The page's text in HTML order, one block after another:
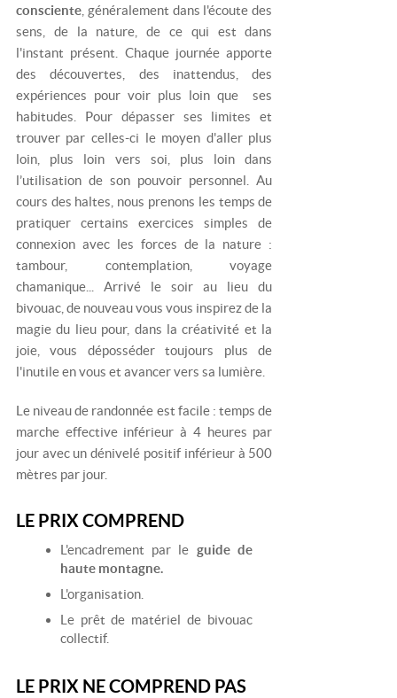
consciente, généralement dans l'écoute des
sens, de la nature, de ce qui est dans
l'instant présent. Chaque journée apporte
des découvertes, des inattendus, des
expériences pour voir plus loin que ses
habitudes. Pour dépasser ses limites et
trouver par celles-ci le moyen d'aller plus
loin, plus loin vers soi, plus loin dans
l’utilisation de son pouvoir personnel. Au
cours des haltes, nous prenons les temps de
pratiquer certains exercices simples de
connexion avec les forces de la nature :
tambour, contemplation, voyage
chamanique... Arrivé le soir au lieu du
bivouac, de nouveau vous vous inspirez de la
magie du lieu pour, dans la créativité et la
joie, vous déposséder toujours plus de
l'inutile en vous et avancer vers sa lumière.
Le niveau de randonnée est facile : temps de
marche effective inférieur à 4 heures par
jour avec un dénivelé positif inférieur à 500
mètres par jour.
LE PRIX COMPREND
L'encadrement par le guide de
haute montagne.
L'organisation.
Le prêt de matériel de bivouac
collectif.
LE PRIX NE COMPREND PAS